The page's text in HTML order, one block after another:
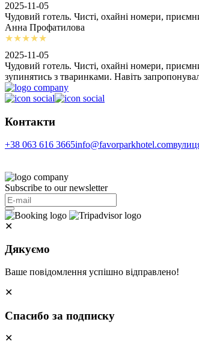
2025-11-05
Чудовий готель. Чисті, охайні номери,
Анна Профатилова
2025-11-05
Чудовий готель. Чисті, охайні номери,
зупинятись з тваринками. Навіть
Контакти
+38 063 616 3665info@favorparkhotel.com
Subscribe to our newsletter
✕
Дякуємо
Ваше повідомлення успішно відправлено!
✕
Спасибо за подписку
✕